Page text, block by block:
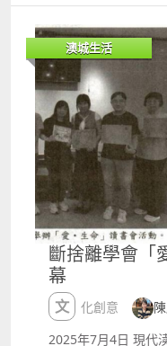
澳門這座永不落幕的
被山海捧在手心的明
最好的度假，不一定
山海間舒展，讓日
很好的方式。 鷺環
馬路1918號 電話：
t 電郵：
年會不會強勢回歸
心水場次啦！ 澳門
rdquo;城市的代表齊
分享跨地域、跨文化
活動期間設有免費
不同地點任你選擇
的停車安排哦！ 路
路線二中區羅保博
碼頭 路線三六家綜
宮、美獅美高梅、新
河） rarr; 氹仔中央
碼頭 rarr; 氹仔中央
（澳門銀河、威尼斯
永利皇宮及上葡京）
月11日至20日時間
日：1500至2330班
天，世界美食匯聚
店，澳門四季酒店再
滙豐保險，於6月23
ldquo;漂浮音療
身心的治癒之旅。
門四季酒店的熱帶
好。活動伊始，賓
Natura Bisseacute;
rdquo;。在
層淨化與重設，疲
的重擔，以全新的
Bisseacute; 自
西班牙高端護膚的代
完美融合，深受皇室
泡泡艙，更是為活動
巴賽隆納皇家品牌
純淨空氣泡泡艙
創辦人金蕉老師的
澳城生活
斷捨離學會「
幕
文化創意
2025年7月4日 現代渎門日報 斷捨離學會「愛‧生命」讀